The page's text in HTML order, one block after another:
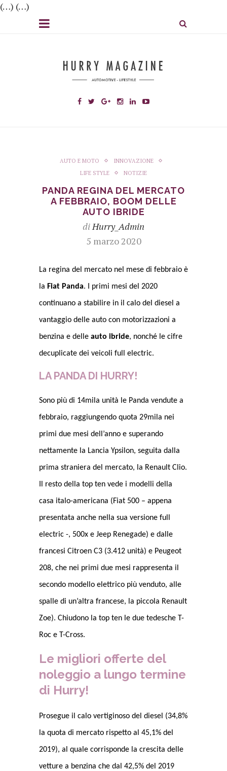
(…) (…)
AUTO E MOTO
INNOVAZIONE
LIFE STYLE
NOTIZIE
PANDA REGINA DEL MERCATO
A FEBBRAIO, BOOM DELLE
AUTO IBRIDE
diHurry_Admin
5 marzo 2020
La regina del mercato nel mese di febbraio è
la Fiat Panda. I primi mesi del 2020
continuano a stabilire in il calo del diesel a
vantaggio delle auto con motorizzazioni a
benzina e delle auto ibride, nonché le cifre
decuplicate dei veicoli full electric.
LA PANDA DI HURRY!
Sono più di 14mila unità le Panda vendute a
febbraio, raggiungendo quota 29mila nei
primi due mesi dell’anno e superando
nettamente la Lancia Ypsilon, seguita dalla
prima straniera del mercato, la Renault Clio.
Il resto della top ten vede i modelli della
casa italo-americana (Fiat 500 – appena
presentata anche nella sua versione full
electric -, 500x e Jeep Renegade) e dalle
francesi Citroen C3 (3.412 unità) e Peugeot
208, che nei primi due mesi rappresenta il
secondo modello elettrico più venduto, alle
spalle di un’altra francese, la piccola Renault
Zoe). Chiudono la top ten le due tedesche T-
Roc e T-Cross.
Le migliori offerte del
noleggio a lungo termine
di Hurry!
Prosegue il calo vertiginoso del diesel (34,8%
la quota di mercato rispetto al 45,1% del
2019), al quale corrisponde la crescita delle
vetture a benzina che dal 42,5% del 2019